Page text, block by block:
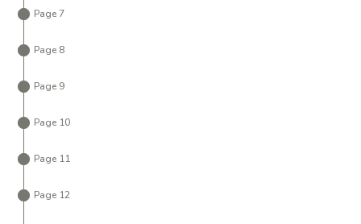
Page 7
Page 8
Page 9
Page 10
Page 11
Page 12